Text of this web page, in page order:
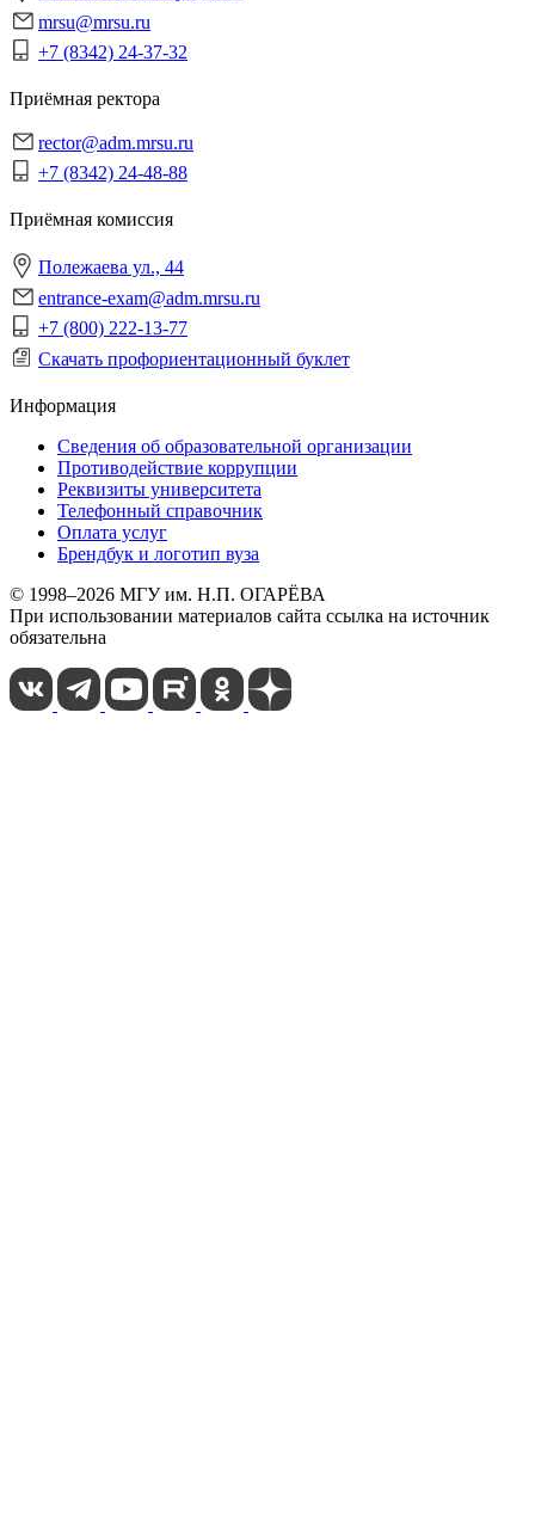
mrsu@mrsu.ru
+7 (8342) 24-37-32
Приёмная ректора
rector@adm.mrsu.ru
+7 (8342) 24-48-88
Приёмная комиссия
Полежаева ул., 44
entrance-exam@adm.mrsu.ru
+7 (800) 222-13-77
Скачать профориентационный буклет
Информация
Сведения об образовательной организации
Противодействие коррупции
Реквизиты университета
Телефонный справочник
Оплата услуг
Брендбук и логотип вуза
© 1998–2026 МГУ им. Н.П. ОГАРЁВА
При использовании материалов сайта ссылка на источник
обязательна